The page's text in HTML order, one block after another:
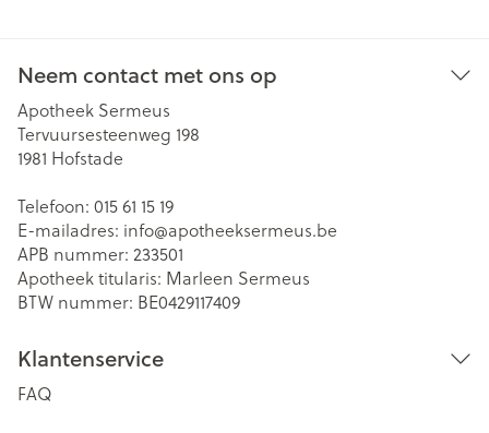
Neem contact met ons op
Apotheek Sermeus
Tervuursesteenweg 198
1981 Hofstade
Telefoon: 015 61 15 19
E-mailadres: info@apotheeksermeus.be
APB nummer: 233501
Apotheek titularis: Marleen Sermeus
BTW nummer: BE0429117409
Klantenservice
FAQ